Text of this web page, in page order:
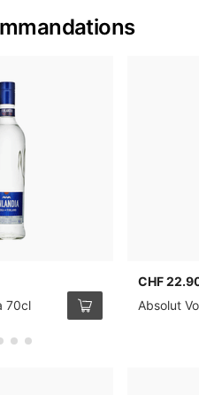
70cl
CHF
Absolut